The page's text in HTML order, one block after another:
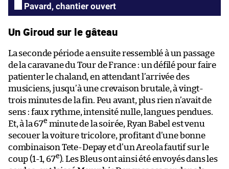
Pavard, chantier ouvert
Un Giroud sur le gâteau
La seconde période a ensuite ressemblé à un passage
de la caravane du Tour de France : un défilé pour faire
patienter le chaland, en attendant l’arrivée des
musiciens, jusqu’à une crevaison brutale, à vingt-
trois minutes de la fin. Peu avant, plus rien n’avait de
sens : faux rythme, intensité nulle, langues pendues.
Et, à la 67e minute de la soirée, Ryan Babel est venu
secouer la voiture tricolore, profitant d’une bonne
combinaison Tete-Depay et d’un Areola fautif sur le
coup (1-1, 67e). Les Bleus ont ainsi été envoyés dans les